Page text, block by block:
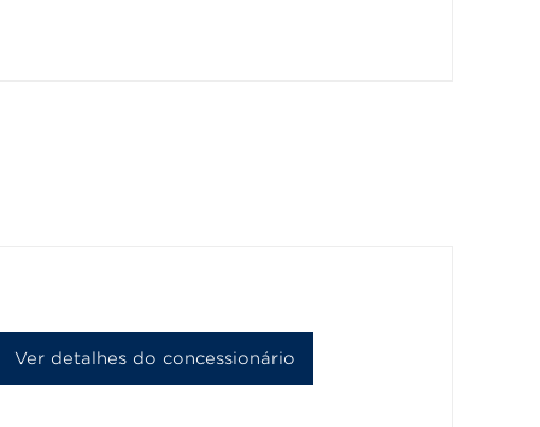
Ver detalhes do concessionário